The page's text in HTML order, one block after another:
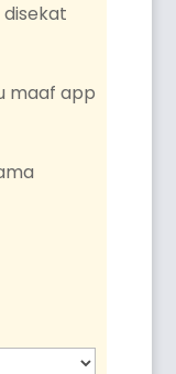
maaf app